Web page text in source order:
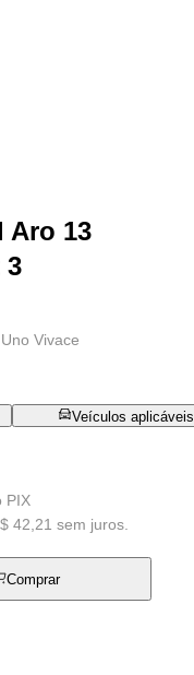
Aro 13
3
Vivace
Veículos aplicáveis
PIX
42,21 sem juros.
Comprar